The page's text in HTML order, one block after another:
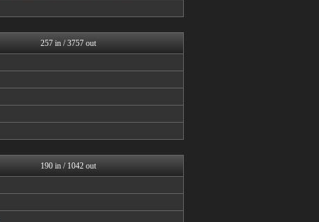
スマブラ屋さん | スマブ...
ウマ娘うまぴょい速報
257 in / 3757 out
190 in / 1042 out